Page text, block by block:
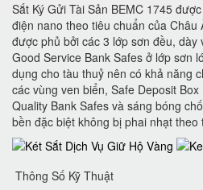
Sắt Ký Gửi Tài Sản BEMC 1745
điện nano theo tiêu chuẩn của Châu
được phủ bởi các 3 lớp sơn đều, dày
Good Service Bank Safes ở lớp sơn
dụng cho tàu thuỷ nên có khả năng
các vùng ven biển, Safe Deposit
Quality Bank Safes và sáng bóng
bền đặc biệt không bị phai nhạt theo
Thông Số Kỹ Thuật